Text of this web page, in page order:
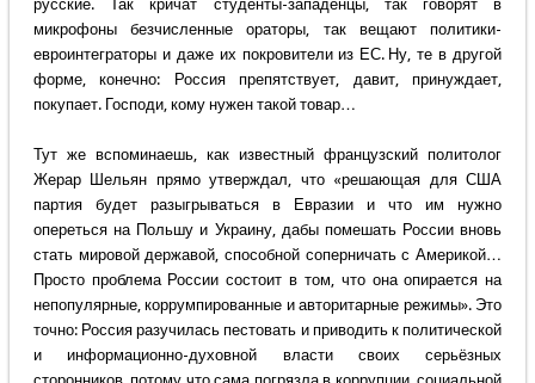
русские. Так кричат студенты-западенцы, так говорят в
микрофоны безчисленные ораторы, так вещают политики-
евроинтеграторы и даже их покровители из ЕС. Ну, те в другой
форме, конечно: Россия препятствует, давит, принуждает,
покупает. Господи, кому нужен такой товар…
Тут же вспоминаешь, как известный французский политолог
Жерар Шельян прямо утверждал, что «решающая для США
партия будет разыгрываться в Евразии и что им нужно
опереться на Польшу и Украину, дабы помешать России вновь
стать мировой державой, способной соперничать с Америкой…
Просто проблема России состоит в том, что она опирается на
непопулярные, коррумпированные и авторитарные режимы». Это
точно: Россия разучилась пестовать и приводить к политической
и информационно-духовной власти своих серьёзных